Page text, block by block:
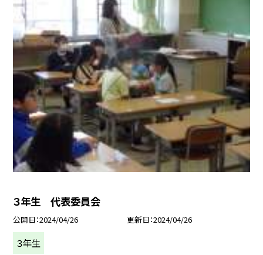
３年生 代表委員会
公開日 2024/04/26 更新日 2024/04/26
３年生